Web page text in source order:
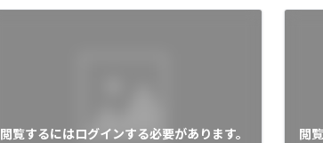
閲覧するにはログインする必要があります。 閲